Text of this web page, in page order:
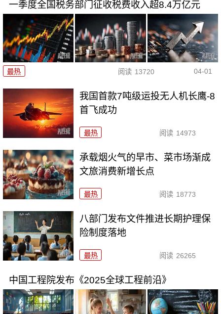
一季度全国税务部门征收税费收入超8.4万亿元
最热 阅读 13720 04-01
我国首款7吨级运投无人机长鹰-8
首飞成功
最热 阅读 14973
承载烟火气的早市、菜市场渐成
文旅消费新增长点
最热 阅读 18773
八部门发布文件推进长期护理保
险制度落地
最热 阅读 26265
中国工程院发布《2025全球工程前沿》